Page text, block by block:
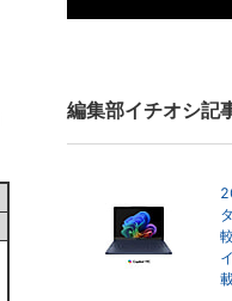
編集部イチオシ記